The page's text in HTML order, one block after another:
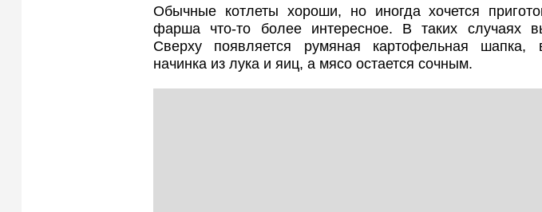
Обычные котлеты хороши, но иногда хочется
фарша что-то более интересное. В таких случаях
Сверху появляется румяная картофельная шапка,
начинка из лука и яиц, а мясо остается сочным.